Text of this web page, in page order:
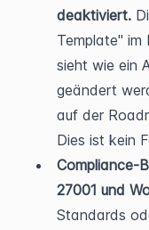
deaktiviert.
Template" im
sieht wie ein
geändert
auf der
Dies ist kein
Compliance-
27001 und
Standards